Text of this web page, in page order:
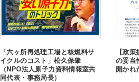
「六ヶ所再処理工場と核燃料サ
イクルのコスト」松久保肇
（NPO法人原子力資料情報室共
同代表・事務局長）
【政
の妥当
開かれ